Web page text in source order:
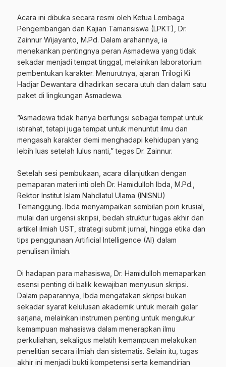
‎Acara ini dibuka secara resmi oleh Ketua Lembaga
Pengembangan dan Kajian Tamansiswa (LPKT), Dr.
Zainnur Wijayanto, M.Pd. Dalam arahannya, ia
menekankan pentingnya peran Asmadewa yang tidak
sekadar menjadi tempat tinggal, melainkan laboratorium
pembentukan karakter. Menurutnya, ajaran Trilogi Ki
Hadjar Dewantara dihadirkan secara utuh dan dalam satu
paket di lingkungan Asmadewa.
‎”Asmadewa tidak hanya berfungsi sebagai tempat untuk
istirahat, tetapi juga tempat untuk menuntut ilmu dan
mengasah karakter demi menghadapi kehidupan yang
lebih luas setelah lulus nanti,” tegas Dr. Zainnur.
‎Setelah sesi pembukaan, acara dilanjutkan dengan
pemaparan materi inti oleh Dr. Hamidulloh Ibda, M.Pd.,
Rektor Institut Islam Nahdlatul Ulama (INISNU)
Temanggung. Ibda menyampaikan sembilan poin krusial,
mulai dari urgensi skripsi, bedah struktur tugas akhir dan
artikel ilmiah UST, strategi submit jurnal, hingga etika dan
tips penggunaan Artificial Intelligence (AI) dalam
penulisan ilmiah.
‎Di hadapan para mahasiswa, Dr. Hamidulloh memaparkan
esensi penting di balik kewajiban menyusun skripsi.
Dalam paparannya, Ibda mengatakan skripsi bukan
sekadar syarat kelulusan akademik untuk meraih gelar
sarjana, melainkan instrumen penting untuk mengukur
kemampuan mahasiswa dalam menerapkan ilmu
perkuliahan, sekaligus melatih kemampuan melakukan
penelitian secara ilmiah dan sistematis. Selain itu, tugas
akhir ini menjadi bukti kompetensi serta kemandirian